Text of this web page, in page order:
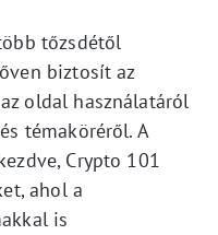
tőzsdétől
biztosít az
oldal használatáról
témaköréről. A
Crypto 101
ahol a
is